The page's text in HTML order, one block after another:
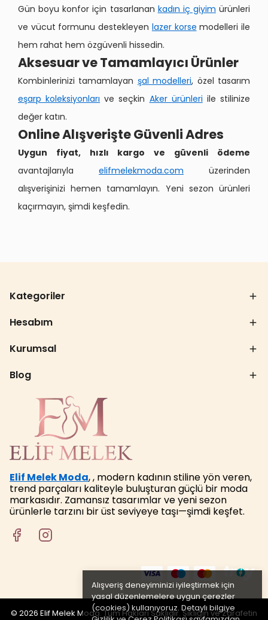
Alışveriş deneyiminizi iyileştirmek için
yasal düzenlemelere uygun çerezler
(cookies) kullanıyoruz. Detaylı bilgiye
Gün boyu konfor için tasarlanan kadın iç giyim ürünleri
ve vücut formunu destekleyen lazer korse modelleri ile
hem rahat hem özgüvenli hissedin.
Aksesuar ve Tamamlayıcı Ürünler
Kombinlerinizi tamamlayan şal modelleri, özel tasarım
eşarp koleksiyonları ve seçkin Aker ürünleri ile stilinize
değer katın.
Online Alışverişte Güvenli Adres
Uygun fiyat, hızlı kargo ve güvenli ödeme
avantajlarıyla elifmelekmoda.com üzerinden
alışverişinizi hemen tamamlayın. Yeni sezon ürünleri
kaçırmayın, şimdi keşfedin.
Kategoriler
Hesabım
Kurumsal
Blog
Elif Melek Moda, , modern kadının stiline yön veren,
trend parçaları kaliteyle buluşturan güçlü bir moda
markasıdır. Zamansız tasarımlar ve yeni sezon
ürünlerle tarzını bir üst seviyeye taşı—şimdi keşfet.
© 2026 Elif Melek Moda. Tüm Hakları Saklıdır. Şıklığın ve Zarafetin